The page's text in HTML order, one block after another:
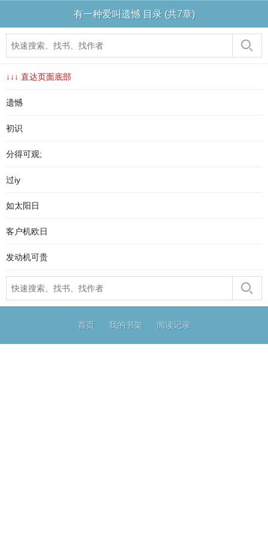
有一种爱叫遗憾 目录 (共7章)
↓↓↓ 直达页面底部
遗憾
初识
分得可观;
过iy
如太阳日
客户机欧日
发动机可贵
首页 我的书架 阅读记录